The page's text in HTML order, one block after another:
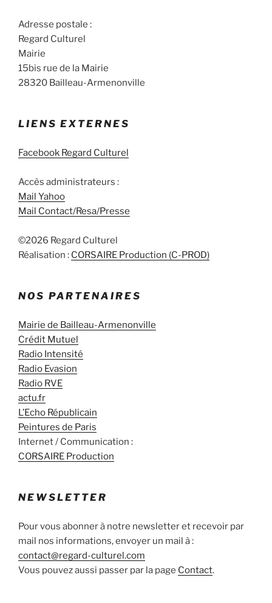
è
n
e
m
e
t
Adresse postale :
Regard Culturel
Mairie
15bis rue de la Mairie
28320 Bailleau-Armenonville
LIENS EXTERNES
Facebook Regard Culturel
Accès administrateurs :
Mail Yahoo
Mail Contact/Resa/Presse
©2026 Regard Culturel
Réalisation : CORSAIRE Production (C-PROD)
NOS PARTENAIRES
Mairie de Bailleau-Armenonville
Crédit Mutuel
Radio Intensité
Radio Evasion
Radio RVE
actu.fr
L’Echo Républicain
Peintures de Paris
Internet / Communication :
CORSAIRE Production
NEWSLETTER
Pour vous abonner à notre newsletter et recevoir par
mail nos informations, envoyer un mail à :
contact@regard-culturel.com
Vous pouvez aussi passer par la page Contact.